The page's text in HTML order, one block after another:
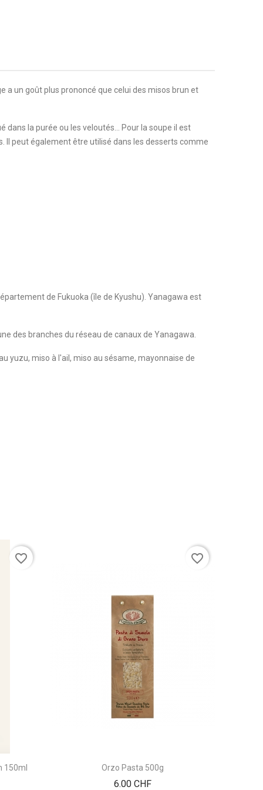
a un goût plus prononcé que celui des misos brun et
dans la purée ou les veloutés… Pour la soupe il est
Il peut également être utilisé dans les desserts comme
de Fukuoka (île de Kyushu). Yanagawa est
des branches du réseau de canaux de Yanagawa.
yuzu, miso à l'ail, miso au sésame, mayonnaise de
150ml
favorite_border
Orzo Pasta 500g
6.00 CHFPrix
favorite_border